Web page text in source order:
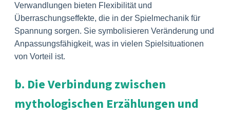
Verwandlungen bieten Flexibilität und
Überraschungseffekte, die in der Spielmechanik für
Spannung sorgen. Sie symbolisieren Veränderung und
Anpassungsfähigkeit, was in vielen Spielsituationen
von Vorteil ist.
b. Die Verbindung zwischen
mythologischen Erzählungen und